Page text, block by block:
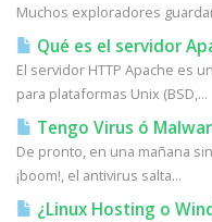
Muchos exploradores
Qué es el servidor
El servidor HTTP Apache es
para plataformas Unix (BSD,...
Tengo Virus ó
De pronto, en una mañana
¡boom!, el antivirus salta...
¿Linux Hosting o